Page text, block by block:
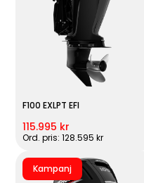
F100 EXLPT EFI
115.995 kr
Ord. pris: 128.595 kr
Kampanj